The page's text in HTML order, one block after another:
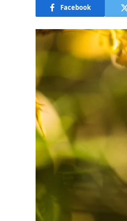
Facebook